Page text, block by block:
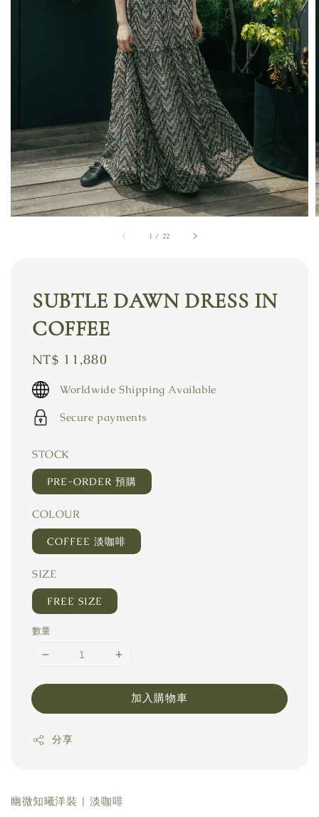
1 / 22
SUBTLE DAWN DRESS IN
COFFEE
Regular
price
NT$ 11,880
Worldwide Shipping Available
Secure payments
STOCK
PRE-ORDER 預購
COLOUR
COFFEE 淡咖啡
SIZE
FREE SIZE
數量
加入購物車
分享
幽微知曦洋裝 | 淡咖啡